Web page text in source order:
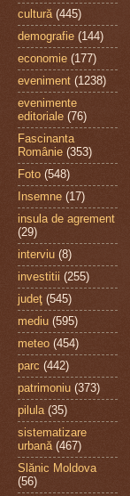
cultură (445)
demografie (144)
economie (177)
eveniment (1238)
evenimente
editoriale (76)
Fascinanta
Românie (353)
Foto (548)
Insemne (17)
insula de agrement
(29)
interviu (8)
investitii (255)
judeţ (545)
mediu (595)
meteo (454)
parc (442)
patrimoniu (373)
pilula (35)
sistematizare
urbană (467)
Slănic Moldova
(56)